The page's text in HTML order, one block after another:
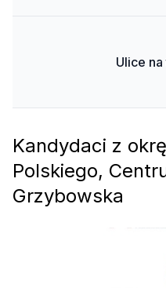
Ulice
–
Kandydaci z
Polskiego,
Grzybowska